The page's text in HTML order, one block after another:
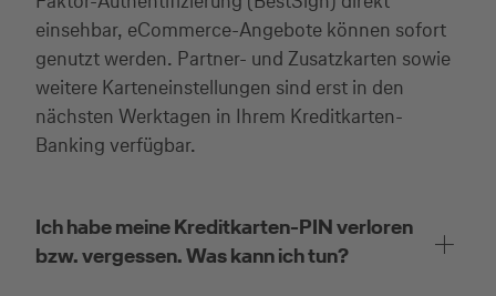
einsehbar, eCommerce-Angebote können sofort
genutzt werden. Partner- und Zusatzkarten sowie
weitere Karteneinstellungen sind erst in den
nächsten Werktagen in Ihrem Kreditkarten-
Banking verfügbar.
Ich habe meine Kreditkarten-PIN verloren
bzw. vergessen. Was kann ich tun?
Kreditkarte beantragen
Suchen Sie eine Kreditkarte für die private oder
geschäftliche Nutzung? Oder möchten Sie
Kreditkarten für Ihr Unternehmen beantragen?
Über die Auswahl gelangen Sie direkt in den
Private Nutzung